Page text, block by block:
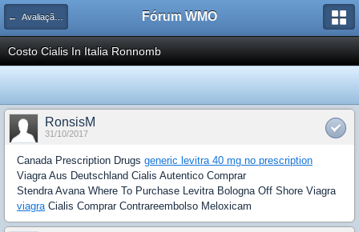
← Avaliação de Espaço Publicitário Fórum WMO
Costo Cialis In Italia Ronnomb
RonsisM
31/10/2017
Canada Prescription Drugs generic levitra 40 mg no prescription
Viagra Aus Deutschland Cialis Autentico Comprar
Stendra Avana Where To Purchase Levitra Bologna Off Shore Viagra
viagraCialis Comprar Contrareembolso Meloxicam